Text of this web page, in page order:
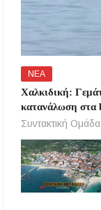
ΝΕΑ
Χαλκιδική:
κατανάλωση στα
Συντακτική